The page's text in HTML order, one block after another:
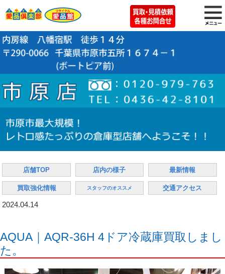
店舗TOP 店内の様子 最新情報
買取強化情報 スタッフのオススメ 交通アクセス
2024.04.14
AQUA｜AQR-36H 4ドア冷蔵庫買取しまし
た。